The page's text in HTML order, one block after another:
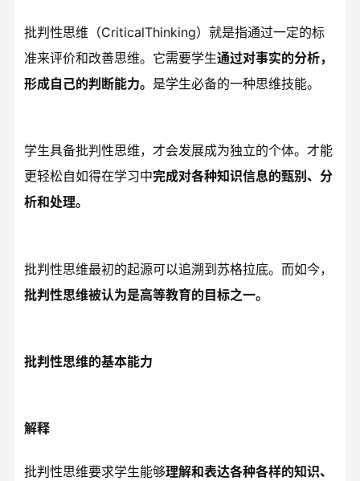
批判性思维（CriticalThinking）就是指通过一定的标
准来评价和改善思维。它需要学生通过对事实的分析，
形成自己的判断能力。 是学生必备的一种思维技能。
学生具备批判性思维，才会发展成为独立的个体。才能
更轻松自如得在学习中完成对各种知识信息的甄别、分
析和处理。
批判性思维最初的起源可以追溯到苏格拉底。而如今，
批判性思维被认为是高等教育的目标之一。
批判性思维的基本能力
解释
批判性思维要求学生能够理解和表达各种各样的知识、